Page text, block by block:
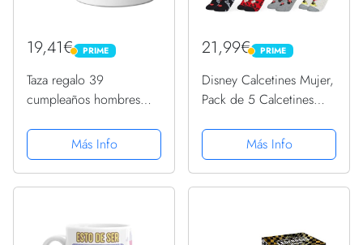
19,41€ PRIME
PRIME
Taza regalo 39
cumpleaños hombres
días edad, divertida
adultos treinta nueve
treinta noveno regalo
Más Info
21,99€ PRIME
PRIME
Disney Calcetines Mujer,
Pack de 5 Calcetines
Mickey y Minnie,
Merchandising Oficial
Regalos Originales Para
Más Info